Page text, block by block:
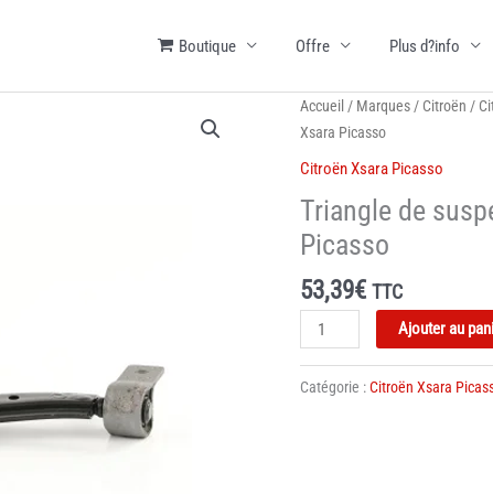
Boutique Offre Plus d?info
Accueil / Marques / Citroën /
Xsara Picasso
Citroën Xsara Picasso
Triangle de
Picasso
53,39€ TTC
quantité
de
Ajouter au
Catégorie :Citroën Xsara